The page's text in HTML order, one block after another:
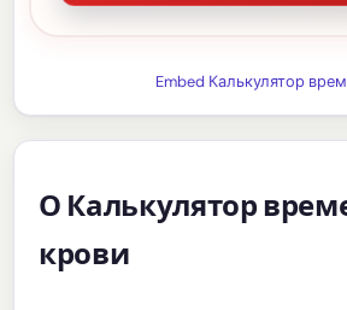
Embed Калькулятор
О Калькулятор
крови